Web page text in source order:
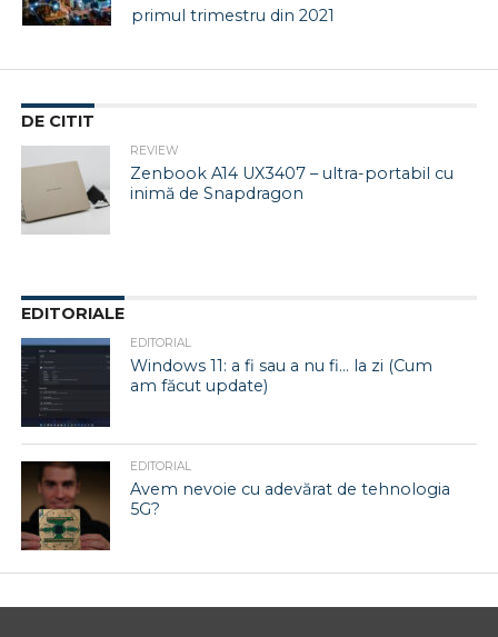
primul trimestru din 2021
DE CITIT
REVIEW
Zenbook A14 UX3407 – ultra-portabil cu
inimă de Snapdragon
EDITORIALE
EDITORIAL
Windows 11: a fi sau a nu fi… la zi (Cum
am făcut update)
EDITORIAL
Avem nevoie cu adevărat de tehnologia
5G?